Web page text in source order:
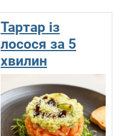
Тартар із
лосося за 5
хвилин